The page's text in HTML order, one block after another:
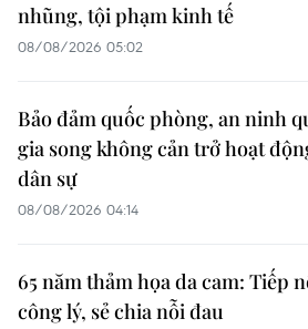
nhũng, tội phạm kinh tế
08/08/2026 05:02
Bảo đảm quốc phòng, an ninh
gia song không cản trở hoạt
dân sự
08/08/2026 04:14
65 năm thảm họa da cam: Tiếp
công lý, sẻ chia nỗi đau